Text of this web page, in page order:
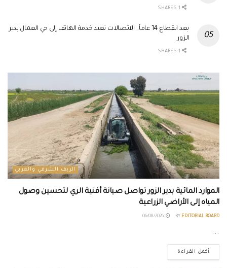
بعد انقطاع 14 عاماً.. الاتصالات تعيد خدمة الهاتف إلى حي العمال بدير
الزور
الريف الشرقي والغربي
الموارد المائية بدير الزور تواصل صيانة أقنية الري لتحسين وصول
المياه إلى الأراضي الزراعية
BY EDITORIAL BOARD
...
أكمل القراءة